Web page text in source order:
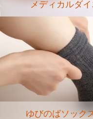
メディカルダ
ゆびのばソック